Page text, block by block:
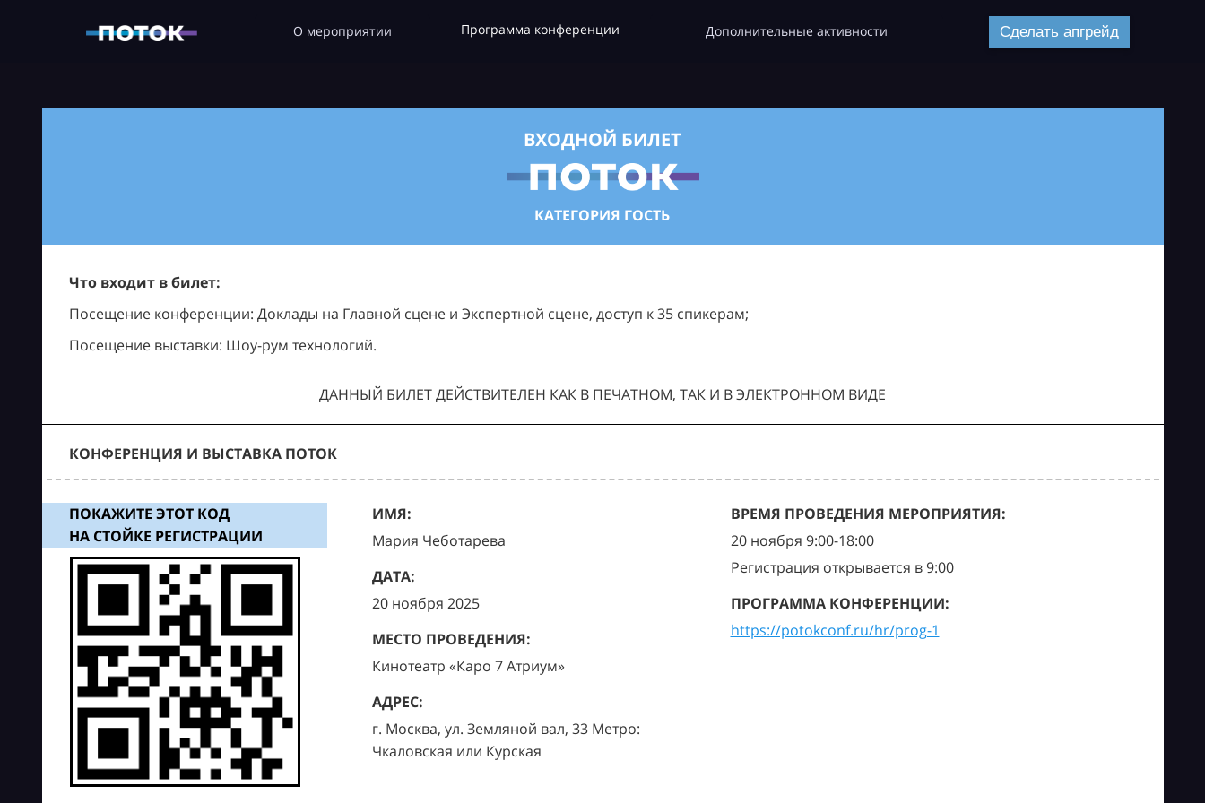
О мероприятии Программа конференции Дополнительные активности Сделать апгрейд
ВХОДНОЙ БИЛЕТ
КАТЕГОРИЯ ГОСТЬ
Что входит в билет:
Посещение конференции: Доклады на Главной сцене и Экспертной сцене, доступ к 35 спикерам;
Посещение выставки: Шоу-рум технологий.
ДАННЫЙ БИЛЕТ ДЕЙСТВИТЕЛЕН КАК В ПЕЧАТНОМ, ТАК И В ЭЛЕКТРОННОМ ВИДЕ
КОНФЕРЕНЦИЯ И ВЫСТАВКА ПОТОК
ПОКАЖИТЕ ЭТОТ КОД
НА СТОЙКЕ РЕГИСТРАЦИИ
ИМЯ:
Мария Чеботарева
ДАТА:
20 ноября 2025
МЕСТО ПРОВЕДЕНИЯ:
Кинотеатр «Каро 7 Атриум»
АДРЕС:
г. Москва, ул. Земляной вал, 33 Метро:
Чкаловская или Курская
ВРЕМЯ ПРОВЕДЕНИЯ МЕРОПРИЯТИЯ:
20 ноября 9:00-18:00
Регистрация открывается в 9:00
ПРОГРАММА КОНФЕРЕНЦИИ:
https://potokconf.ru/hr/prog-1